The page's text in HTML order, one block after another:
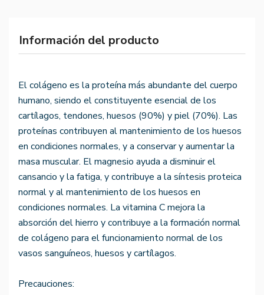
Información del producto
El colágeno es la proteína más abundante del cuerpo
humano, siendo el constituyente esencial de los
cartílagos, tendones, huesos (90%) y piel (70%). Las
proteínas contribuyen al mantenimiento de los huesos
en condiciones normales, y a conservar y aumentar la
masa muscular. El magnesio ayuda a disminuir el
cansancio y la fatiga, y contribuye a la síntesis proteica
normal y al mantenimiento de los huesos en
condiciones normales. La vitamina C mejora la
absorción del hierro y contribuye a la formación normal
de colágeno para el funcionamiento normal de los
vasos sanguíneos, huesos y cartílagos.
Precauciones: